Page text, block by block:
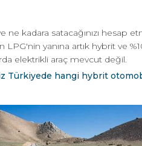
ne kadara satacağınızı hesap
yanına artık hybrit ve
elektrikli araç mevcut değil.
Türkiyede hangi hybrit